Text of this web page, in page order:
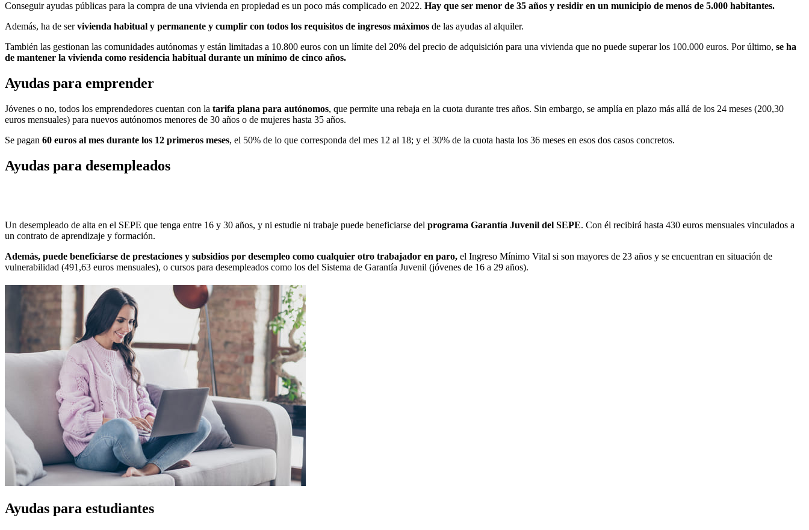
Conseguir ayudas públicas para la compra de una vivienda en propiedad es un poco más complicado en 2022. Hay que ser menor de 35 años y residir en un municipio de menos de 5.000 habitantes.
Además, ha de servivienda habitual y permanente y cumplir con todos los requisitos de ingresos máximos de las ayudas al alquiler.
También las gestionan las comunidades autónomas y están limitadas a 10.800 euros con un límite del 20% del precio de adquisición para una vivienda que no puede superar los 100.000 euros. Por último, se ha
de mantener la vivienda como residencia habitual durante un mínimo de cinco años.
Ayudas para emprender
Jóvenes o no, todos los emprendedores cuentan con la tarifa plana para autónomos, que permite una rebaja en la cuota durante tres años. Sin embargo, se amplía en plazo más allá de los 24 meses (200,30
euros mensuales) para nuevos autónomos menores de 30 años o de mujeres hasta 35 años.
Se pagan 60 euros al mes durante los 12 primeros meses, el 50% de lo que corresponda del mes 12 al 18; y el 30% de la cuota hasta los 36 meses en esos dos casos concretos.
Ayudas para desempleados
Un desempleado de alta en el SEPE que tenga entre 16 y 30 años, y ni estudie ni trabaje puede beneficiarse del programa Garantía Juvenil del SEPE. Con él recibirá hasta 430 euros mensuales vinculados a
un contrato de aprendizaje y formación.
Además, puede beneficiarse de prestaciones y subsidios por desempleo como cualquier otro trabajador en paro, el Ingreso Mínimo Vital si son mayores de 23 años y se encuentran en situación de
vulnerabilidad (491,63 euros mensuales), o cursos para desempleados como los del Sistema de Garantía Juvenil (jóvenes de 16 a 29 años).
Ayudas para estudiantes